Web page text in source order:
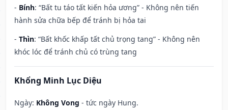
- Bính: “Bất tu táo tất kiến hỏa ương” - Không nên tiến
hành sửa chữa bếp để tránh bị hỏa tai
- Thìn: “Bất khốc khấp tất chủ trọng tang” - Không nên
khóc lóc để tránh chủ có trùng tang
Khổng Minh Lục Diệu
Ngày: Không Vong - tức ngày Hung.